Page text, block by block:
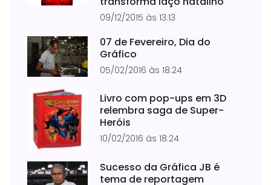
09/12/2015 às 13:13
07 de Fevereiro, Dia do
Gráfico
05/02/2016 às 18:24
Livro com pop-ups em 3D
relembra saga de Super-
Heróis
10/02/2016 às 18:24
Sucesso da Gráfica JB é
tema de reportagem